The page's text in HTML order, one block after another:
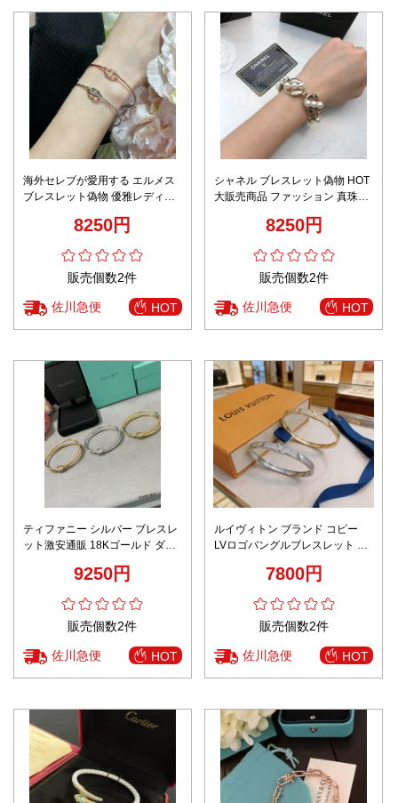
海外セレブが愛用する エルメス
ブレスレット偽物 優雅レディー
8250円
販売個数2件
佐川急便 HOT
シャネル ブレスレット偽物 HOT
大販売商品 ファッション 真珠飾
8250円
販売個数2件
佐川急便 HOT
ティファニー シルバー ブレスレ
ット激安通販 18Kゴールド ダイ
9250円
販売個数2件
佐川急便 HOT
ルイヴィトン ブランド コピー
LVロゴバングルブレスレット ス
7800円
販売個数2件
佐川急便 HOT